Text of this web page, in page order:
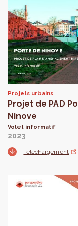
Projets urbains
Projet de PAD
Ninove
Volet informatif
2023
Téléchargement